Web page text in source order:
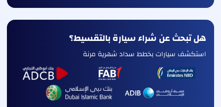
هل تبحث عن شراء سيارة بالتقسيط؟
استكشف سيارات بخطط سداد شهرية مرنة